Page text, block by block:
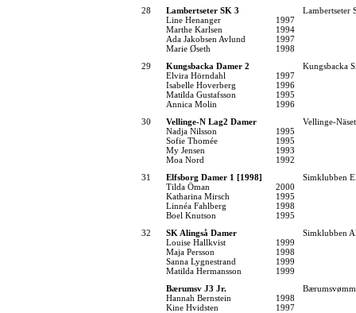
28
Lambertseter SK 3
Lambertseter
Line Henanger
1997
Marthe Karlsen
1994
Ada Jakobsen Avlund
1997
Marie Øseth
1998
29
Kungsbacka Damer 2
Kungsbacka
Elvira Hörndahl
1997
Isabelle Hoverberg
1996
Matilda Gustafsson
1995
Annica Molin
1996
30
Vellinge-N Lag2 Damer
Vellinge-
Nadja Nilsson
1995
Sofie Thomée
1995
My Jensen
1993
Moa Nord
1992
31
Elfsborg Damer 1 [1998]
Simklubben
Tilda Öman
2000
Katharina Mirsch
1995
Linnéa Fahlberg
1998
Boel Knutson
1995
32
SK Alingså Damer
Simklubben
Louise Hallkvist
1999
Maja Persson
1998
Sanna Lygnestrand
1999
Matilda Hermansson
1999
Bærumsv J3 Jr.
Hannah Bernstein
1998
Kine Hvidsten
1997